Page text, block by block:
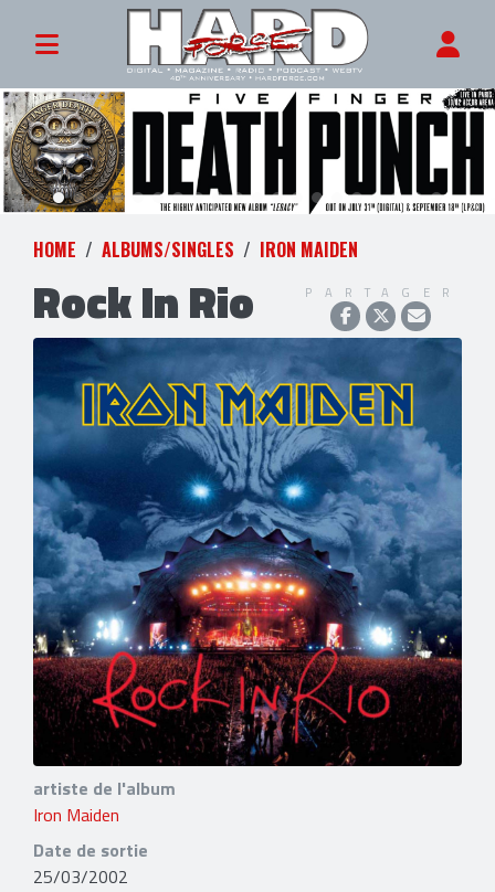
HOME ALBUMS/SINGLES IRON MAIDEN
Rock In Rio PARTAGER
artiste de l'album
Iron Maiden
Date de sortie
25/03/2002